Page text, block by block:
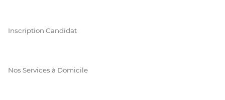
Inscription Candidat
Nos Services à Domicile